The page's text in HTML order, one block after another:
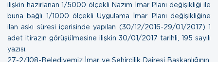
ilişkin hazırlanan 1/5000 ölçekli Nazım İmar Planı değişikliği ile
buna bağlı 1/1000 ölçekli Uygulama İmar Planı değişikliğine
ilan askı süresi içerisinde yapılan (30/12/2016-29/01/2017) 1
adet itirazın görüşülmesine ilişkin 30/01/2017 tarihli, 195 sayılı
yazısı.
27- 2/108-Belediyemiz İmar ve Şehircilik Dairesi Başkanlığının,